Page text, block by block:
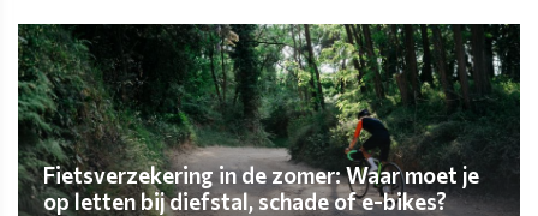
ONTDEK MEER
Fietsverzekering in de zomer: Waar moet je
op letten bij diefstal, schade of e-bikes?